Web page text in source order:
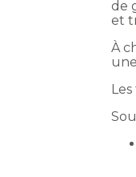
de
et
À